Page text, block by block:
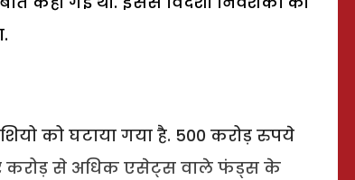
को घटाया गया है. 500 करोड़ रुपये
करोड़ से अधिक एसेट्स वाले फंड्स के